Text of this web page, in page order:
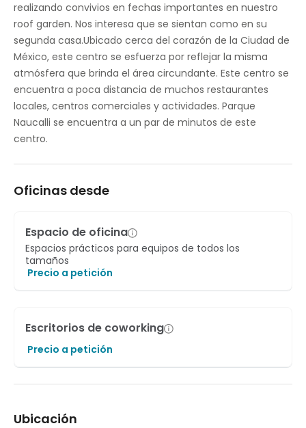
realizando convivios en fechas importantes en nuestro
roof garden. Nos interesa que se sientan como en su
segunda casa.Ubicado cerca del corazón de la Ciudad de
México, este centro se esfuerza por reflejar la misma
atmósfera que brinda el área circundante. Este centro se
encuentra a poca distancia de muchos restaurantes
locales, centros comerciales y actividades. Parque
Naucalli se encuentra a un par de minutos de este
centro.
Oficinas desde
Espacio de oficina
Espacios prácticos para equipos de todos los
tamaños
Precio a petición
Escritorios de coworking
Precio a petición
Ubicación